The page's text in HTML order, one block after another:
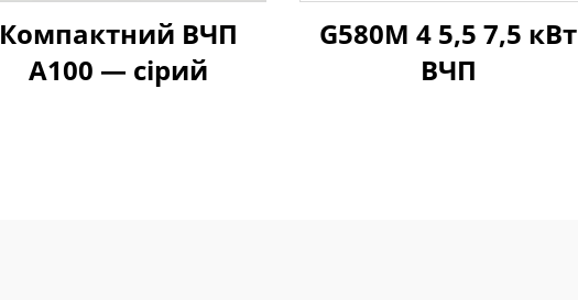
Компактний ВЧП
A100 — сірий
G580M 4 5,5 7,5 кВт
ВЧП